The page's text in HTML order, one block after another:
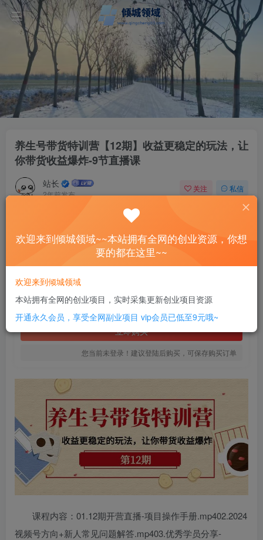
养生号带货特训营【12期】收益更稳定的玩法，让
你带货收益爆炸-9节直播课
站长
2年前发布
关注 私信
养生号带货特训营【12期】收益更稳定的玩法，让你带货收益爆炸-9节直播课
此内容为付费资源，请付费后查看
SVIP全站会员 免费
立即购买
您当前未登录！建议登陆后购买，可保存购买订单
课程内容：01.12期开营直播-项目操作手册.mp402.2024
视频号方向+新人常见问题解答.mp403.优秀学员分享-
欢迎来到倾城领域~~本站拥有全网的创业资源，你想
要的都在这里~~
欢迎来到倾城领域
本站拥有全网的创业项目，实时采集更新创业项目资源
开通永久会员，享受全网副业项目 vip会员已低至9元哦~